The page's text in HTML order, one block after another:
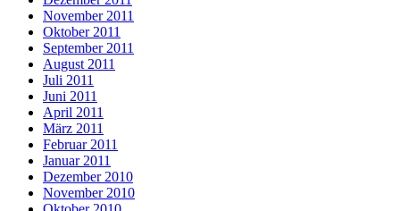
November 2011
Oktober 2011
September 2011
August 2011
Juli 2011
Juni 2011
April 2011
März 2011
Februar 2011
Januar 2011
Dezember 2010
November 2010